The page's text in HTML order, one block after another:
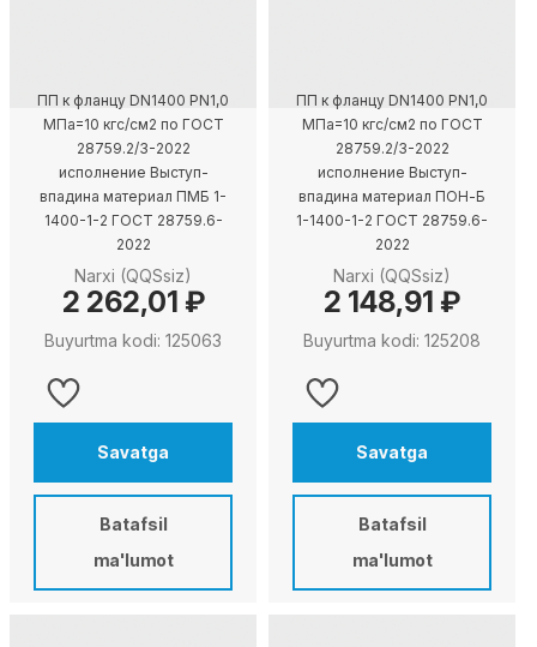
ПП к фланцу DN1400 PN1,0
МПа=10 кгс/см2 по ГОСТ
28759.2/3-2022
исполнение Выступ-
впадина материал ПМБ 1-
1400-1-2 ГОСТ 28759.6-
2022
Narxi (QQSsiz)
2 262,01 ₽
Buyurtma kodi: 125063
Savatga
Batafsil
ma'lumot
ПП к фланцу DN1400 PN1,0
МПа=10 кгс/см2 по ГОСТ
28759.2/3-2022
исполнение Выступ-
впадина материал ПОН-Б
1-1400-1-2 ГОСТ 28759.6-
2022
Narxi (QQSsiz)
2 148,91 ₽
Buyurtma kodi: 125208
Savatga
Batafsil
ma'lumot